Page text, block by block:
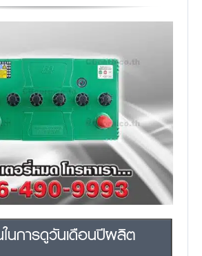
นการดูวันเดือนปีผลิต